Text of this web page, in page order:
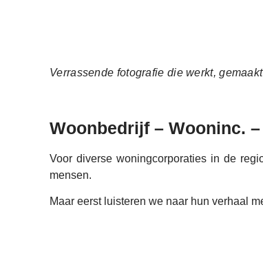
Verrassende fotografie die werkt,
Woonbedrijf – Wooninc.
Voor diverse woningcorporaties in de
mensen.
Maar eerst luisteren we naar hun verhaal